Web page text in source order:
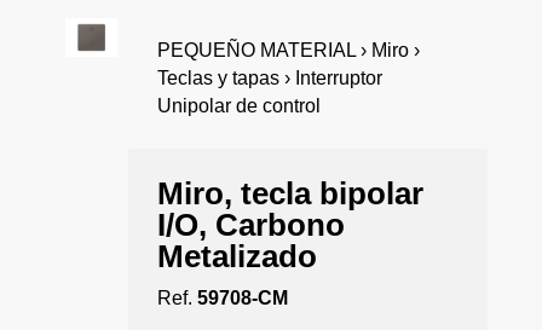
PEQUEÑO MATERIAL › Miro ›
Teclas y tapas › Interruptor
Unipolar de control
Miro, tecla bipolar
I/O, Carbono
Metalizado
Ref.59708-CM